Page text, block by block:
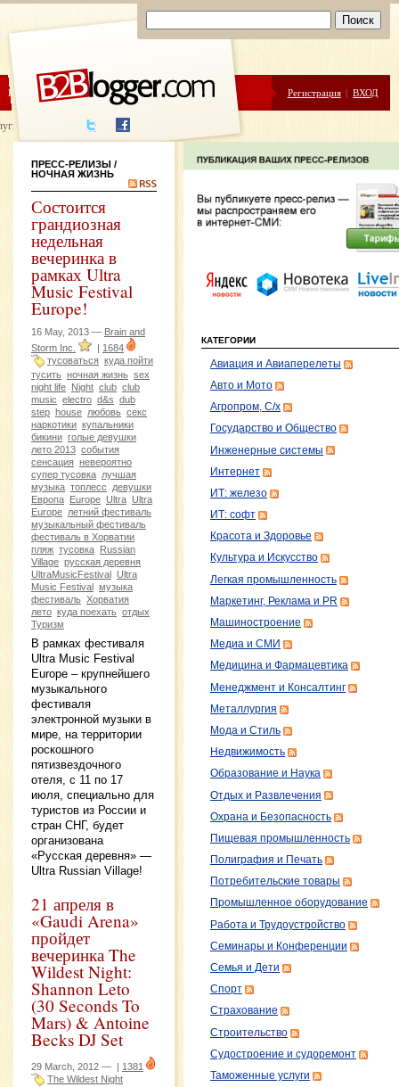
ЦЕНЫ ПОМОЩЬ Регистрация | ВХОД
написания
ПРЕСС-РЕЛИЗЫ /
НОЧНАЯ ЖИЗНЬ
Состоится
грандиозная
недельная
вечеринка в
рамках Ultra
Music Festival
Europe!
16 May, 2013 — Brain and
Storm Inc.
| 1684
тусоваться куда пойти
тусить ночная жизнь sex
night life Night club club
music electro d&s dub
step house любовь секс
наркотики купальники
бикини голые девушки
лето 2013 события
сенсация невероятно
супер тусовка лучшая
музыка топлесс
девушки
Европа Europe Ultra Ultra
Europe летний фестиваль
музыкальный фестиваль
фестиваль в Хорватии
пляж тусовка Russian
Village русская деревня
UltraMusicFestival Ultra
Music Festival музыка
фестиваль Хорватия
лето куда поехать отдых
Туризм
В рамках фестиваля
Ultra Music Festival
Europe – крупнейшего
музыкального
фестиваля
электронной музыки в
мире, на территории
роскошного
пятизвездочного
отеля, с 11 по 17
июля, специально для
туристов из России и
стран СНГ, будет
организована
«Русская деревня» —
Ultra Russian Village!
21 апреля в
«Gaudi Arena»
пройдет
вечеринка The
Wildest Night:
Shannon Leto
(30 Seconds To
Mars) & Antoine
Becks DJ Set
29 March, 2012 — | 1381
The Wildest Night
КАТЕГОРИИ
Авиация и Авиаперелеты
Авто и Мото
Агропром, С/х
Государство и Общество
Инженерные системы
Интернет
ИТ: железо
ИТ: софт
Красота и Здоровье
Культура и Искусство
Легкая промышленность
Маркетинг, Реклама и PR
Машиностроение
Медиа и СМИ
Медицина и Фармацевтика
Менеджмент и Консалтинг
Металлургия
Мода и Стиль
Недвижимость
Образование и Наука
Отдых и Развлечения
Охрана и Безопасность
Пищевая промышленность
Полиграфия и Печать
Потребительские товары
Промышленное оборудование
Работа и Трудоустройство
Семинары и Конференции
Семья и Дети
Спорт
Страхование
Строительство
Судостроение и судоремонт
Таможенные услуги